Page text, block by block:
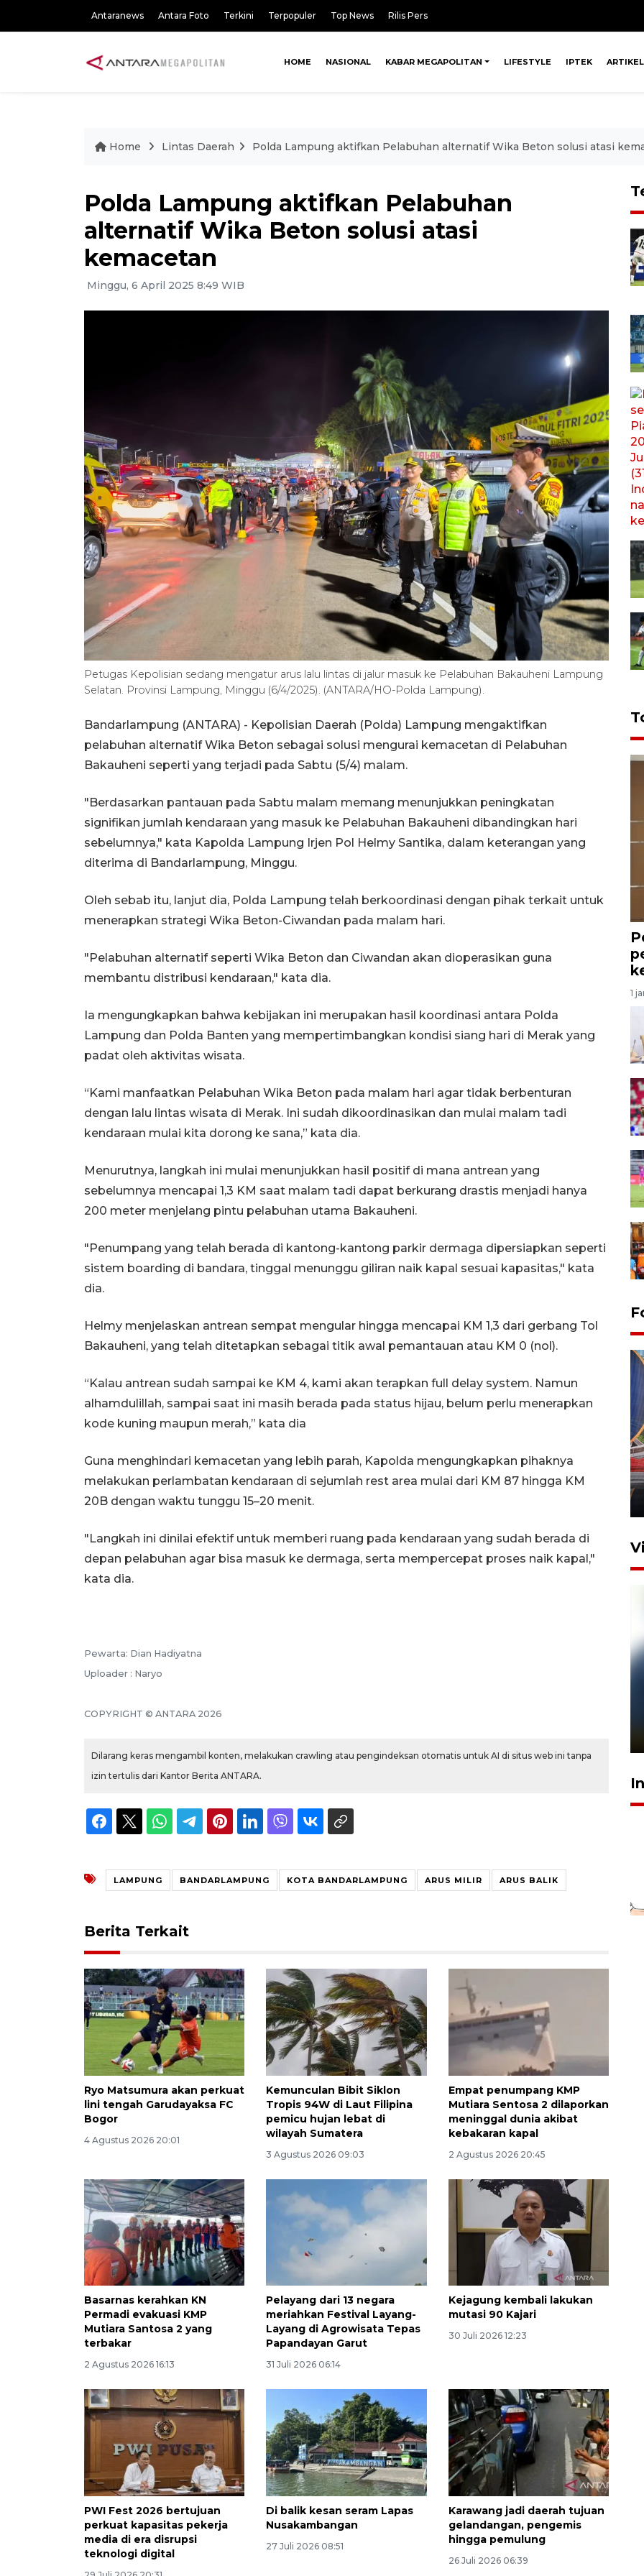
Antaranews Antara Foto Terkini Terpopuler Top News Rilis Pers
HOME NASIONAL KABAR MEGAPOLITAN LIFESTYLE IPTEK ARTIKEL
Home Lintas Daerah Polda Lampung aktifkan Pelabuhan alternatif Wika Beton solusi atasi
Polda Lampung aktifkan Pelabuhan
alternatif Wika Beton solusi atasi
kemacetan
Minggu, 6 April 2025 8:49 WIB
Petugas Kepolisian sedang mengatur arus lalu lintas di jalur masuk ke Pelabuhan Bakauheni Lampung
Selatan. Provinsi Lampung, Minggu (6/4/2025). (ANTARA/HO-Polda Lampung).
Bandarlampung (ANTARA) - Kepolisian Daerah (Polda) Lampung mengaktifkan
pelabuhan alternatif Wika Beton sebagai solusi mengurai kemacetan di Pelabuhan
Bakauheni seperti yang terjadi pada Sabtu (5/4) malam.
"Berdasarkan pantauan pada Sabtu malam memang menunjukkan peningkatan
signifikan jumlah kendaraan yang masuk ke Pelabuhan Bakauheni dibandingkan hari
sebelumnya," kata Kapolda Lampung Irjen Pol Helmy Santika, dalam keterangan yang
diterima di Bandarlampung, Minggu.
Oleh sebab itu, lanjut dia, Polda Lampung telah berkoordinasi dengan pihak terkait untuk
menerapkan strategi Wika Beton-Ciwandan pada malam hari.
"Pelabuhan alternatif seperti Wika Beton dan Ciwandan akan dioperasikan guna
membantu distribusi kendaraan," kata dia.
Ia mengungkapkan bahwa kebijakan ini merupakan hasil koordinasi antara Polda
Lampung dan Polda Banten yang mempertimbangkan kondisi siang hari di Merak yang
padat oleh aktivitas wisata.
“Kami manfaatkan Pelabuhan Wika Beton pada malam hari agar tidak berbenturan
dengan lalu lintas wisata di Merak. Ini sudah dikoordinasikan dan mulai malam tadi
kendaraan mulai kita dorong ke sana,” kata dia.
Menurutnya, langkah ini mulai menunjukkan hasil positif di mana antrean yang
sebelumnya mencapai 1,3 KM saat malam tadi dapat berkurang drastis menjadi hanya
200 meter menjelang pintu pelabuhan utama Bakauheni.
"Penumpang yang telah berada di kantong-kantong parkir dermaga dipersiapkan seperti
sistem boarding di bandara, tinggal menunggu giliran naik kapal sesuai kapasitas," kata
dia.
Helmy menjelaskan antrean sempat mengular hingga mencapai KM 1,3 dari gerbang Tol
Bakauheni, yang telah ditetapkan sebagai titik awal pemantauan atau KM 0 (nol).
“Kalau antrean sudah sampai ke KM 4, kami akan terapkan full delay system. Namun
alhamdulillah, sampai saat ini masih berada pada status hijau, belum perlu menerapkan
kode kuning maupun merah,” kata dia
Guna menghindari kemacetan yang lebih parah, Kapolda mengungkapkan pihaknya
melakukan perlambatan kendaraan di sejumlah rest area mulai dari KM 87 hingga KM
20B dengan waktu tunggu 15–20 menit.
"Langkah ini dinilai efektif untuk memberi ruang pada kendaraan yang sudah berada di
depan pelabuhan agar bisa masuk ke dermaga, serta mempercepat proses naik kapal,"
kata dia.
Pewarta: Dian Hadiyatna
Uploader : Naryo
COPYRIGHT © ANTARA 2026
Dilarang keras mengambil konten, melakukan crawling atau pengindeksan otomatis untuk AI di situs web ini tanpa
izin tertulis dari Kantor Berita ANTARA.
LAMPUNG BANDARLAMPUNG KOTA BANDARLAMPUNG ARUS MILIR ARUS BALIK
Berita Terkait
Ryo Matsumura akan perkuat
lini tengah Garudayaksa FC
Bogor
4 Agustus 2026 20:01
Kemunculan Bibit Siklon
Tropis 94W di Laut Filipina
pemicu hujan lebat di
wilayah Sumatera
3 Agustus 2026 09:03
Empat penumpang KMP
Mutiara Sentosa 2 dilaporkan
meninggal dunia akibat
kebakaran kapal
2 Agustus 2026 20:45
Basarnas kerahkan KN
Permadi evakuasi KMP
Mutiara Santosa 2 yang
terbakar
2 Agustus 2026 16:13
Pelayang dari 13 negara
meriahkan Festival Layang-
Layang di Agrowisata Tepas
Papandayan Garut
31 Juli 2026 06:14
Kejagung kembali lakukan
mutasi 90 Kajari
30 Juli 2026 12:23
PWI Fest 2026 bertujuan
perkuat kapasitas pekerja
media di era disrupsi
teknologi digital
Di balik kesan seram Lapas
Nusakambangan
27 Juli 2026 08:51
Karawang jadi daerah tujuan
gelandangan, pengemis
hingga pemulung
26 Juli 2026 06:39
1
perlintasan sebidang di
Stasiun Bogor
Ekspedisi Rupiah Berdaulat
2026 sambangi Papua
2026-08-06 13:15:00